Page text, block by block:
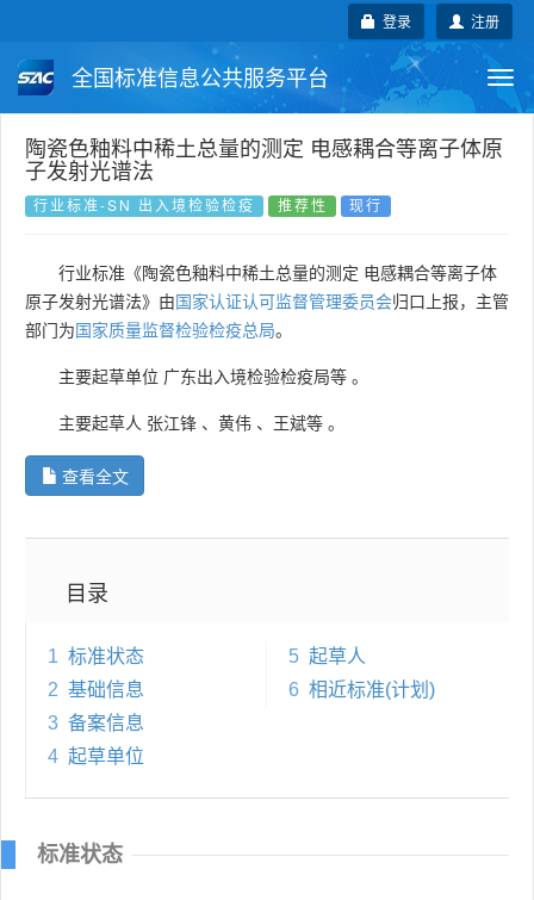
注册
登录
全国标准信息公共服务平台
国家标准 行业标准 地方标准
团体标准 企业标准
国外标准 技术委员会
陶瓷色釉料中稀土总量的测定 电感耦合等离子体原
子发射光谱法
行业标准-SN 出入境检验检疫 推荐性 现行
行业标准《陶瓷色釉料中稀土总量的测定 电感耦合等离子体
原子发射光谱法》由国家认证认可监督管理委员会归口上报，主管
部门为国家质量监督检验检疫总局。
主要起草单位 广东出入境检验检疫局等 。
主要起草人 张江锋 、 黄伟 、 王斌等 。
查看全文
目录
1 标准状态
2 基础信息
3 备案信息
4 起草单位
5 起草人
6 相近标准(计划)
标准状态